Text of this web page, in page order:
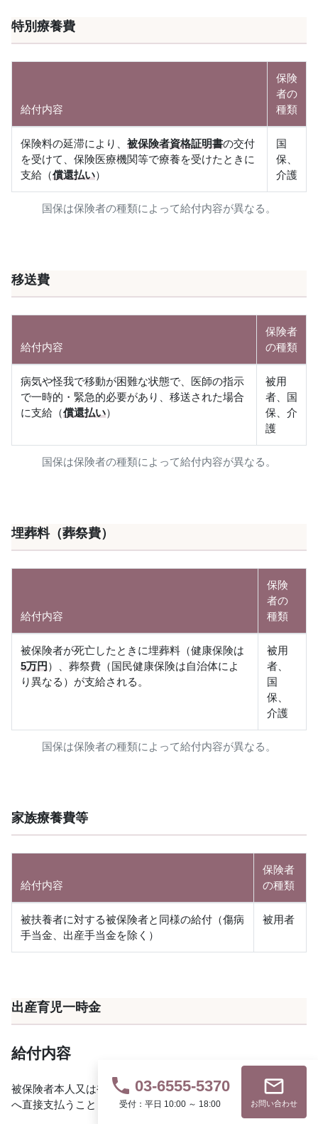
特別療養費
給付内容
保険
者の
種類
保険料の延滞により、 被保険者資格証明書の交付
を受けて、保険医療機関等で療養を受けたときに
支給（償還払い）
国
保、
介護
国保は保険者の種類によって給付内容が異なる。
移送費
給付内容
保険者
の種類
病気や怪我で移動が困難な状態で、医師の指示
で一時的・緊急的必要があり、移送された場合
に支給（償還払い）
被用
者、国
保、介
護
国保は保険者の種類によって給付内容が異なる。
埋葬料（葬祭費）
給付内容
保険
者の
種類
被保険者が死亡したときに埋葬料（健康保険は
5万円）、葬祭費（国民健康保険は自治体によ
り異なる）が支給される。
被用
者、
国
保、
介護
国保は保険者の種類によって給付内容が異なる。
家族療養費等
給付内容
保険者
の種類
被扶養者に対する被保険者と同様の給付（傷病
手当金、出産手当金を除く）
被用者
出産育児一時金
給付内容
被保険者本人又は被扶養者が出産した時に支給（医療機関等
へ直接支払うこともできる）
phone 03-6555-5370
受付：平日 10:00 ～ 18:00
mail_outline
お問い合わせ